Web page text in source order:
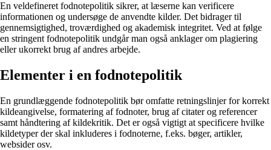
En veldefineret fodnotepolitik sikrer, at læserne kan verificere
informationen og undersøge de anvendte kilder. Det bidrager til
gennemsigtighed, troværdighed og akademisk integritet. Ved at følge
en stringent fodnotepolitik undgår man også anklager om plagiering
eller ukorrekt brug af andres arbejde.
Elementer i en fodnotepolitik
En grundlæggende fodnotepolitik bør omfatte retningslinjer for korrekt
kildeangivelse, formatering af fodnoter, brug af citater og referencer
samt håndtering af kildekritik. Det er også vigtigt at specificere hvilke
kildetyper der skal inkluderes i fodnoterne, f.eks. bøger, artikler,
websider osv.